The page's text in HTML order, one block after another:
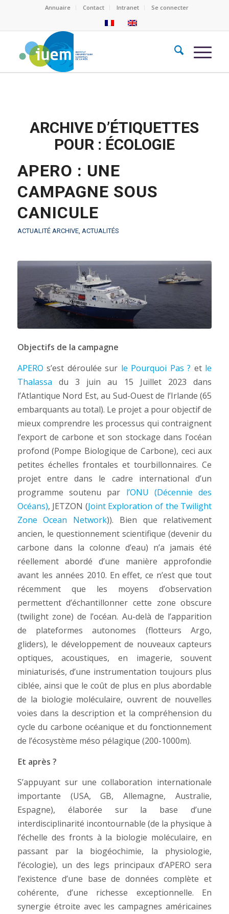
Annuaire Contact Intranet Se connecter
ARCHIVE D’ÉTIQUETTES
POUR : ÉCOLOGIE
APERO : UNE
CAMPAGNE SOUS
CANICULE
ACTUALITÉ ARCHIVE, ACTUALITÉS
Objectifs de la campagne
APERO s’est déroulée sur le Pourquoi Pas ? et le
Thalassa du 3 juin au 15 Juillet 2023 dans
l’Atlantique Nord Est, au Sud-Ouest de l’Irlande (65
embarquants au total). Le projet a pour objectif de
mieux comprendre les processus qui contraignent
l’export de carbone et son stockage dans l’océan
profond (Pompe Biologique de Carbone), ceci aux
petites échelles frontales et tourbillonnaires. Ce
projet entre dans le cadre international d’un
programme soutenu par l’ONU (Décennie des
Océans), JETZON (Joint Exploration of the Twilight
Zone Ocean Network)). Bien que relativement
ancien, le questionnement scientifique (devenir du
carbone dans la colonne d’eau) n’a jamais été
réellement abordé d’une manière approfondie
avant les années 2010. En effet, ce n’est que tout
récemment que les moyens d’observation
permettent d’échantillonner cette zone obscure
(twilight zone) de l’océan. Au-delà de l’apparition
de plateformes autonomes (flotteurs Argo,
gliders), le développement de nouveaux capteurs
optiques, acoustiques, en imagerie, souvent
miniaturisés, d’une instrumentation toujours plus
ciblée, ainsi que le coût de plus en plus abordable
de la biologie moléculaire, ouvrent de nouvelles
voies dans la description et la compréhension du
cycle du carbone océanique et du fonctionnement
de l’écosystème méso pélagique (200-1000m).
Et après ?
S’appuyant sur une collaboration internationale
importante (USA, GB, Allemagne, Australie,
Espagne), élaborée sur la base d’une
interdisciplinarité incontournable (de la physique à
l’échelle des fronts à la biologie moléculaire, en
passant par la biogéochimie, la physiologie,
l’écologie), un des legs principaux d’APERO sera
l’existence d’une base de données complète et
cohérente, d’une richesse exceptionnelle. En
synergie étroite avec les campagnes américaines